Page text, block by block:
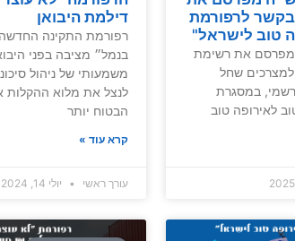
לרפורמת
טוב לישראל"
מפרסם את רשימת
למצרכים שחל
במסגרת
לאירופה טוב
דילמת היבואן
רפורמת התקינה
בנמל״ מציבה בפני
משמעותי של ניהול
לנצל את מלוא ההקלות
הבטוח יותר
קרא עוד »
עורך ראשי יולי 14, 2024